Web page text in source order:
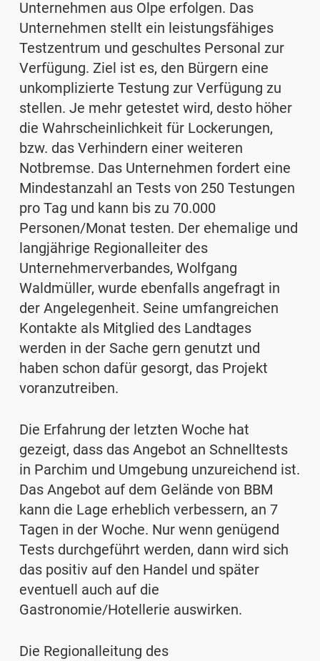
Unternehmen aus Olpe erfolgen. Das
Unternehmen stellt ein leistungsfähiges
Testzentrum und geschultes Personal zur
Verfügung. Ziel ist es, den Bürgern eine
unkomplizierte Testung zur Verfügung zu
stellen. Je mehr getestet wird, desto höher
die Wahrscheinlichkeit für Lockerungen,
bzw. das Verhindern einer weiteren
Notbremse. Das Unternehmen fordert eine
Mindestanzahl an Tests von 250 Testungen
pro Tag und kann bis zu 70.000
Personen/Monat testen. Der ehemalige und
langjährige Regionalleiter des
Unternehmerverbandes, Wolfgang
Waldmüller, wurde ebenfalls angefragt in
der Angelegenheit. Seine umfangreichen
Kontakte als Mitglied des Landtages
werden in der Sache gern genutzt und
haben schon dafür gesorgt, das Projekt
voranzutreiben.
Die Erfahrung der letzten Woche hat
gezeigt, dass das Angebot an Schnelltests
in Parchim und Umgebung unzureichend ist.
Das Angebot auf dem Gelände von BBM
kann die Lage erheblich verbessern, an 7
Tagen in der Woche. Nur wenn genügend
Tests durchgeführt werden, dann wird sich
das positiv auf den Handel und später
eventuell auch auf die
Gastronomie/Hotellerie auswirken.
Die Regionalleitung des